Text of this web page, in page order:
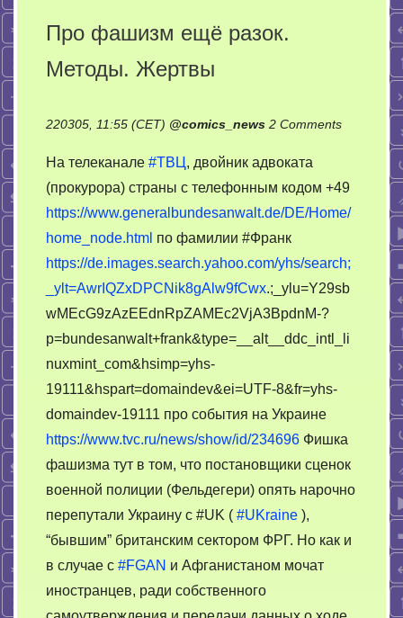
Про фашизм ещё разок.
Методы. Жертвы
220305, 11:55 (CET) @comics_news 2 Commentson
ещё
разок.
Жертвы
На телеканале #ТВЦ , двойник адвоката
(прокурора) страны с телефонным кодом +49
https://www.generalbundesanwalt.de/DE/Home/
home_node.html по фамилии #Франк
https://de.images.search.yahoo.com/yhs/search;
_ylt=AwrIQZxDPCNik8gAlw9fCwx.;_ylu=Y29sb
wMEcG9zAzEEdnRpZAMEc2VjA3BpdnM-?
p=bundesanwalt+frank&type=__alt__ddc_intl_li
nuxmint_com&hsimp=yhs-
19111&hspart=domaindev&ei=UTF-8&fr=yhs-
domaindev-19111 про события на Украине
https://www.tvc.ru/news/show/id/234696 Фишка
фашизма тут в том, что постановщики сценок
военной полиции (Фельдегери) опять нарочно
перепутали Украину с #UK ( #UKraine ),
“бывшим” британским сектором ФРГ. Но как и
в случае с #FGAN и Афганистаном мочат
иностранцев, ради собственного